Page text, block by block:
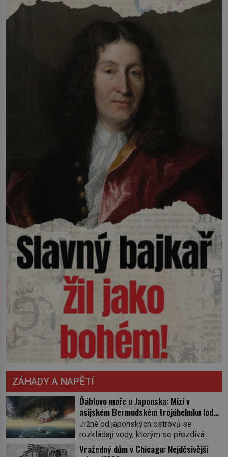
ZÁHADY A NAPĚTÍ
Ďáblovo moře u Japonska: Mizí v
asijském Bermudském trojúhelníku lodě
ve spárech neznámé síly?
Jižně od japonských ostrovů se
rozkládají vody, kterým se přezdívá
Ďáblovo moře. Vypráví se o lodích
mizejících beze stopy, podivných
Vražedný dům v Chicagu: Nejděsivější